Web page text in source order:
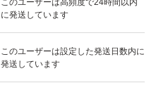
このユーザーは高頻度で24時間以内
に発送しています
このユーザーは設定した発送日数内に
発送しています
いいね！
1,200